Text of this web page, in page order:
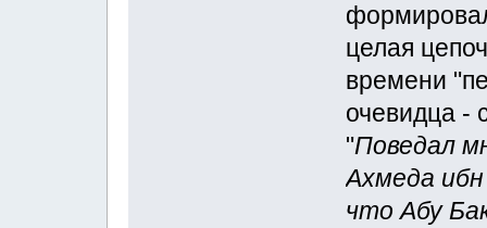
целая
времени
очевидца -
"Поведал
Ахмеда
что Абу